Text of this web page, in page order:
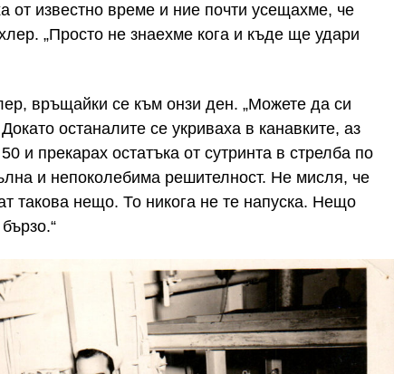
от известно време и ние почти усещахме, че
„Просто не знаехме кога и къде ще удари
връщайки се към онзи ден. „Можете да си
останалите се укриваха в канавките, аз
и прекарах остатъка от сутринта в стрелба по
и непоколебима решителност. Не мисля, че
такова нещо. То никога не те напуска. Нещо